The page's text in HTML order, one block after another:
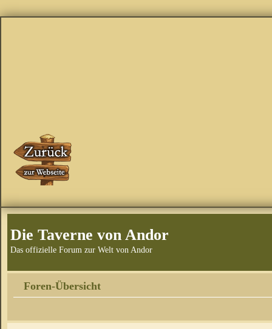
Die Taverne von Andor
Das offizielle Forum zur Welt von Andor
Foren-Übersicht